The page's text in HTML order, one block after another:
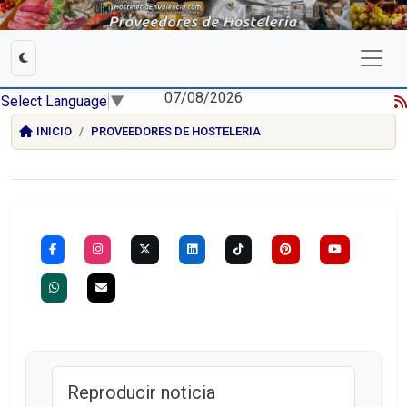
Select Language ▼ 07/08/2026
INICIO PROVEEDORES DE HOSTELERIA
Reproducir noticia